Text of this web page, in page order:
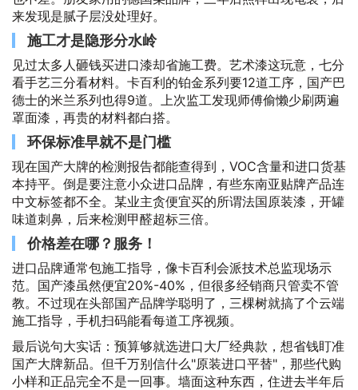
来发现是腻子层没处理好。
施工才是隐形分水岭
见过太多人砸钱买进口漆却省施工费。艺术漆这玩意，七分
看手艺三分看材料。卡百利的铂金系列要12道工序，国产巴
德士的米兰系列也得9道。上次监工发现师傅偷懒少刷两遍
罩面漆，再贵的材料都白搭。
环保标准早就不是门槛
现在国产大牌的检测报告都能查得到，VOC含量和进口货基
本持平。倒是要注意小众进口品牌，有些东南亚贴牌产品连
中文标签都不全。某业主贪便宜买的所谓法国原装漆，开罐
味道刺鼻，后来检测甲醛超标三倍。
价格差在哪？服务！
进口品牌通常包施工指导，像卡百利会派技术总监现场示
范。国产漆虽然便宜20%-40%，但很多经销商只管卖不管
教。不过现在头部国产品牌学聪明了，三棵树就搞了个云端
施工指导，手机扫码能看每道工序视频。
最后说句大实话：预算够就选进口大厂经典款，想省钱盯准
国产大牌新品。但千万别信什么"原装进口平替"，那些代购
小样和正品完全不是一回事。墙面这种东西，住进去半年后